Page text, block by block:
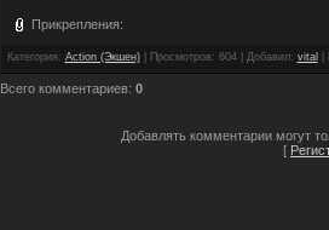
Прикрепления:
Категория : Action (Экшен)| Просмотров: 604 | Добавил: vital
Всего комментариев: 0
Добавлять комментарии могут
[